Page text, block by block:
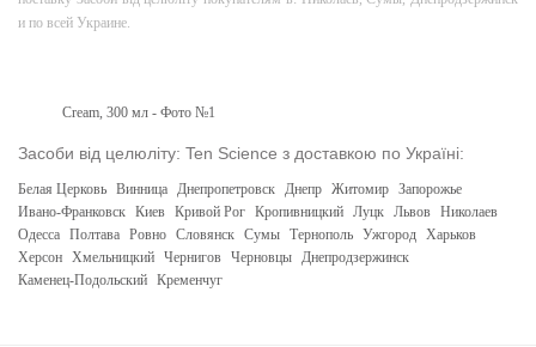
и по всей Украине.
Засоби від целюліту: Ten Science з доставкою по Україні:
Белая Церковь Винница Днепропетровск Днепр Житомир Запорожье
Ивано-Франковск Киев Кривой Рог Кропивницкий Луцк Львов Николаев
Одесса Полтава Ровно Словянск Сумы Тернополь Ужгород Харьков
Херсон Хмельницкий Чернигов Черновцы Днепродзержинск
Каменец-Подольский Кременчуг